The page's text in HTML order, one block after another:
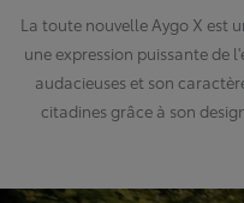
La toute nouvelle Aygo X est
une expression puissante de
audacieuses et son
citadines grâce à son